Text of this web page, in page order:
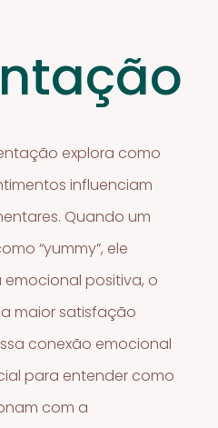
explora como
influenciam
Quando um
“yummy”, ele
positiva, o
maior satisfação
conexão emocional
para entender como
com a